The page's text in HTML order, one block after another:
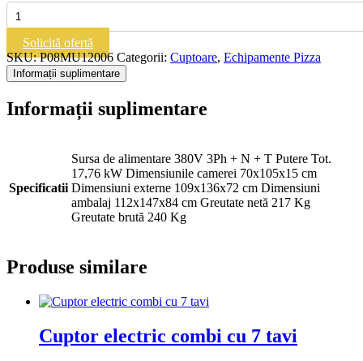
Cantitate
OVEN
PYRALISUP
D12
Solicită ofertă
SKU:P08MU12006 Categorii: Cuptoare, Echipamente Pizza
Informații suplimentare
Informații suplimentare
Specificatii
Sursa de alimentare 380V 3Ph + N + T Putere Tot.
17,76 kW Dimensiunile camerei 70x105x15 cm
Dimensiuni externe 109x136x72 cm Dimensiuni
ambalaj 112x147x84 cm Greutate netă 217 Kg
Greutate brută 240 Kg
Produse similare
Cuptor electric combi cu 7 tavi